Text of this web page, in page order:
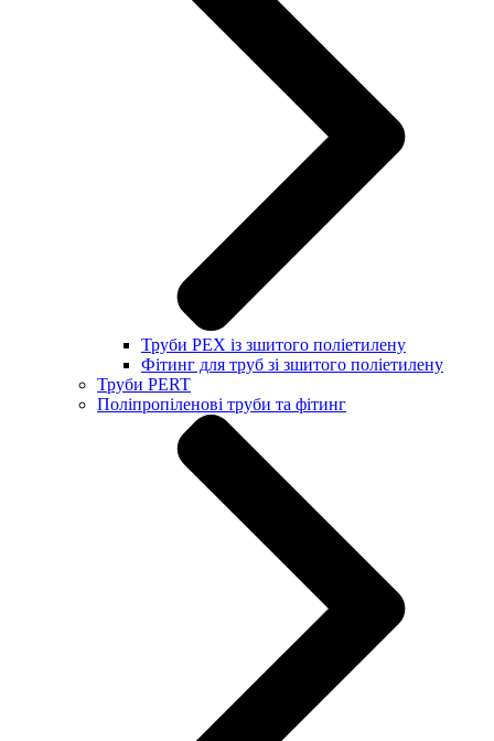
Труби PEX із зшитого поліетилену
Фітинг для труб зі зшитого поліетилену
Труби PERT
Поліпропіленові труби та фітинг